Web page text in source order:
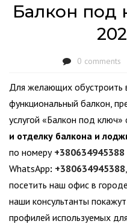
Балкон под
0 comments
Для желающих обустроить
функциональный балкон,
услугой «Балкон под ключ»
и отделку балкона и
по номеру +380634945388
WhatsApp: +380634945388
посетить наш офис в
наши консультанты
профилей используемых